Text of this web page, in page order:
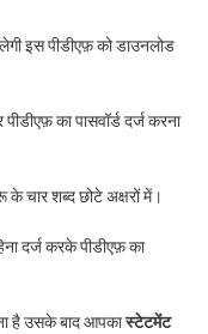
इस पीडीएफ़ को डाउनलोड
का पासवॉर्ड दर्ज करना
के चार शब्द छोटे अक्षरों में।
दर्ज करके पीडीएफ़ का
है उसके बाद आपकास्टेटमेंट